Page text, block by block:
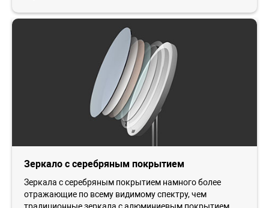
Зеркало с серебряным покрытием
Зеркала с серебряным покрытием намного более
отражающие по всему видимому спектру, чем